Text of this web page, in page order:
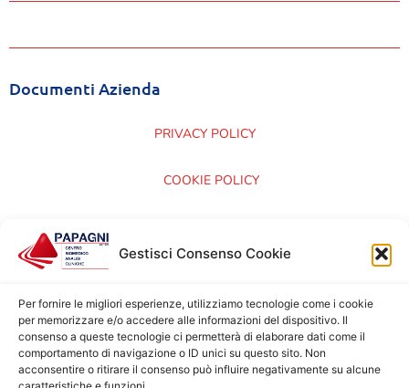
Gestisci Consenso Cookie
Per fornire le migliori esperienze, utilizziamo tecnologie come i cookie
per memorizzare e/o accedere alle informazioni del dispositivo. Il
consenso a queste tecnologie ci permetterà di elaborare dati come il
comportamento di navigazione o ID unici su questo sito. Non
acconsentire o ritirare il consenso può influire negativamente su alcune
Documenti Azienda
PRIVACY POLICY
COOKIE POLICY